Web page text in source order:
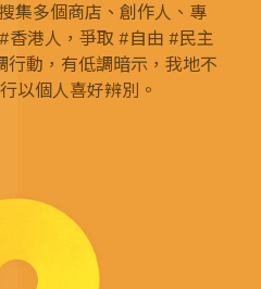
集多個商店、創作人、專
香港人，爭取 #自由 #民主
行動，有低調暗示，我地不
以個人喜好辨別。